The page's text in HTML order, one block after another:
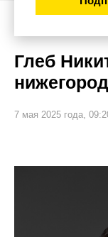
Глеб
7 мая 2025 года,